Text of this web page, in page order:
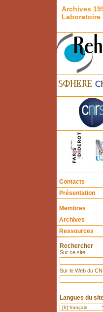
Archives
Laboratoire
Contacts
Présentation
Membres
Archives
Ressources
Rechercher
Sur ce site
Sur le Web du
Langues du